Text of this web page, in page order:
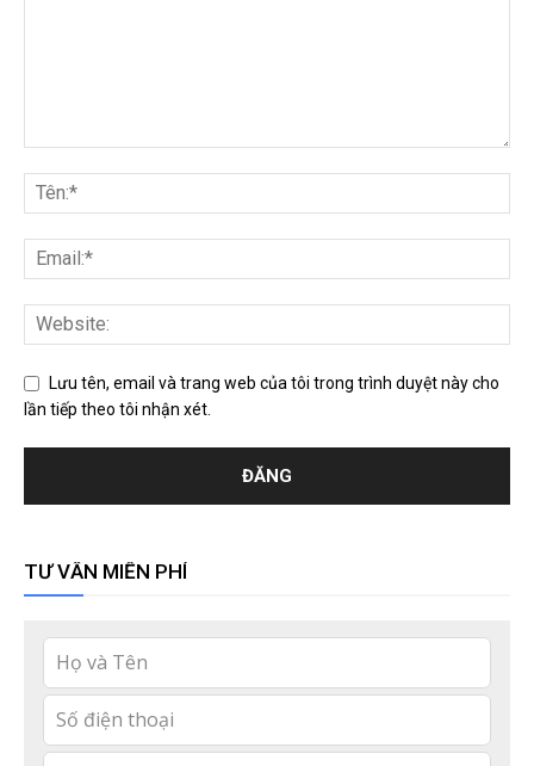
Lưu tên, email và trang web của tôi trong trình duyệt này cho
lần tiếp theo tôi nhận xét.
TƯ VẤN MIỄN PHÍ
Leave
this
field
blank